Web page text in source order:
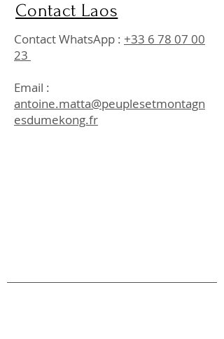
Contact Laos
Contact WhatsApp : ‪ +33 6 78 07 00
23
Email :
antoine.matta@peuplesetmontagn
esdumekong.fr